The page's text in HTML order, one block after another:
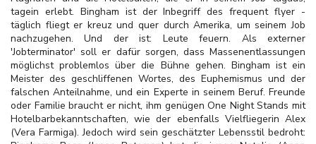
tagein erlebt. Bingham ist der Inbegriff des frequent flyer -
täglich fliegt er kreuz und quer durch Amerika, um seinem Job
nachzugehen. Und der ist: Leute feuern. Als externer
'Jobterminator' soll er dafür sorgen, dass Massenentlassungen
möglichst problemlos über die Bühne gehen. Bingham ist ein
Meister des geschliffenen Wortes, des Euphemismus und der
falschen Anteilnahme, und ein Experte in seinem Beruf. Freunde
oder Familie braucht er nicht, ihm genügen One Night Stands mit
Hotelbarbekanntschaften, wie der ebenfalls Vielfliegerin Alex
(Vera Farmiga). Jedoch wird sein geschätzter Lebensstil bedroht: